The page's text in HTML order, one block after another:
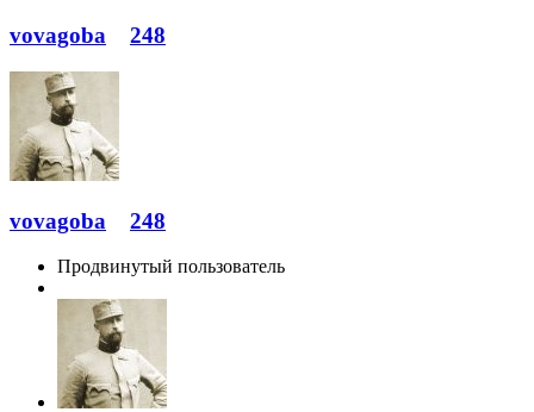
vovagoba 248
vovagoba 248
Продвинутый пользователь